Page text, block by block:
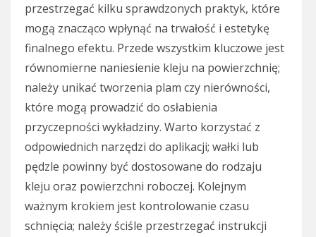
przestrzegać kilku sprawdzonych praktyk, które
mogą znacząco wpłynąć na trwałość i estetykę
finalnego efektu. Przede wszystkim kluczowe jest
równomierne naniesienie kleju na powierzchnię;
należy unikać tworzenia plam czy nierówności,
które mogą prowadzić do osłabienia
przyczepności wykładziny. Warto korzystać z
odpowiednich narzędzi do aplikacji; wałki lub
pędzle powinny być dostosowane do rodzaju
kleju oraz powierzchni roboczej. Kolejnym
ważnym krokiem jest kontrolowanie czasu
schnięcia; należy ściśle przestrzegać instrukcji